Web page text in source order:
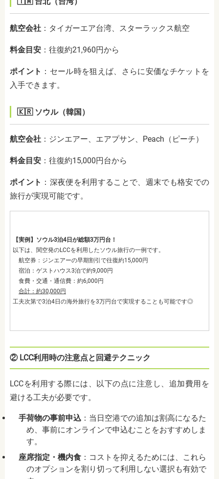
航空会社 ： タイガーエア台湾、スターラックス航空
料金目安 ： 往復約21,960円から
ポイント ： セール時を狙えば、さらに安価なチケットを
入手できます。
🇰🇷 ソウル（韓国）
航空会社 ： ジンエアー、エアプサン、Peach（ピーチ）
料金目安 ： 往復約15,000円台から
ポイント ： 深夜便を利用することで、週末でも格安での
旅行が実現可能です。
【実例】ソウル3泊4日が総額3万円台！
以下は、関空発のLCCを利用したソウル旅行の一例です。
航空券：ジンエアーの早期割引で往復約15,000円
宿泊：ゲストハウス3泊で約9,000円
食費・交通・通信費：約6,000円
合計：約30,000円
工夫次第で3泊4日の海外旅行を3万円台で実現することも可能です◎
② LCC利用時の注意点と回避テクニック
LCCを利用する際には、以下の点に注意し、追加費用を
避ける工夫が必要です。
手荷物の事前申込： 当日空港での追加は割高になるた
め、事前にオンラインで申込むことをおすすめしま
す。
座席指定・機内食： コストを抑えるためには、これら
のオプションを割り切って利用しない選択も有効で